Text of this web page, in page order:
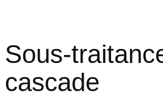
Sous-
cascade